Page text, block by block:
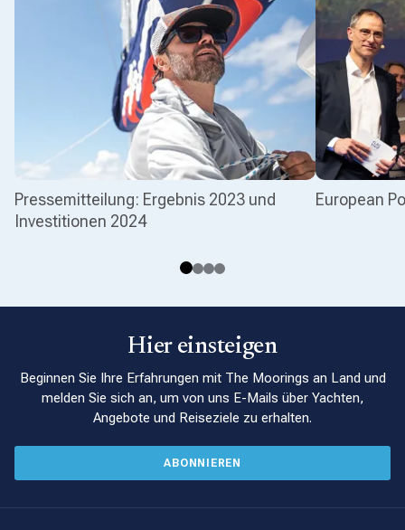
Pressemitteilung: Ergebnis 2023 und
Investitionen 2024
European
Hier einsteigen
Beginnen Sie Ihre Erfahrungen mit The Moorings an Land und
melden Sie sich an, um von uns E-Mails über Yachten,
Angebote und Reiseziele zu erhalten.
ABONNIEREN